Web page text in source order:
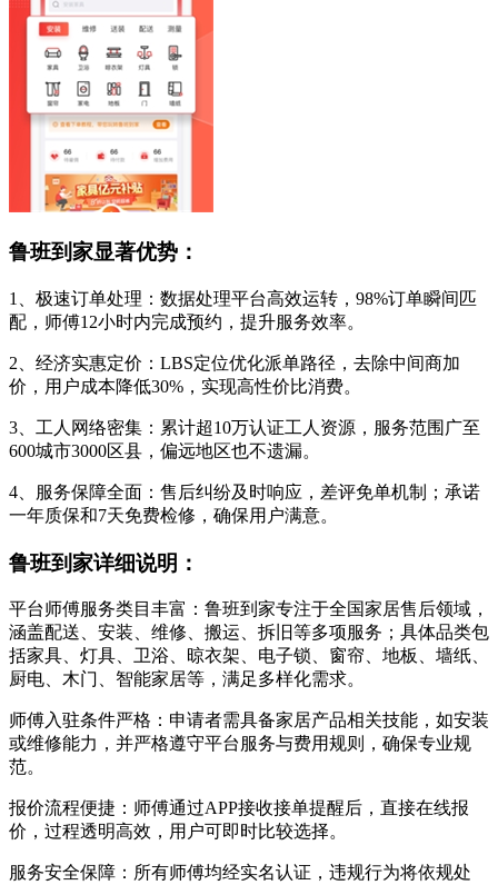
鲁班到家显著优势：
1、极速订单处理：数据处理平台高效运转，98%订单瞬间匹
配，师傅12小时内完成预约，提升服务效率。
2、经济实惠定价：LBS定位优化派单路径，去除中间商加
价，用户成本降低30%，实现高性价比消费。
3、工人网络密集：累计超10万认证工人资源，服务范围广至
600城市3000区县，偏远地区也不遗漏。
4、服务保障全面：售后纠纷及时响应，差评免单机制；承诺
一年质保和7天免费检修，确保用户满意。
鲁班到家详细说明：
平台师傅服务类目丰富：鲁班到家专注于全国家居售后领域，
涵盖配送、安装、维修、搬运、拆旧等多项服务；具体品类包
括家具、灯具、卫浴、晾衣架、电子锁、窗帘、地板、墙纸、
厨电、木门、智能家居等，满足多样化需求。
师傅入驻条件严格：申请者需具备家居产品相关技能，如安装
或维修能力，并严格遵守平台服务与费用规则，确保专业规
范。
报价流程便捷：师傅通过APP接收接单提醒后，直接在线报
价，过程透明高效，用户可即时比较选择。
服务安全保障：所有师傅均经实名认证，违规行为将依规处